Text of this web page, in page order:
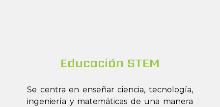
Educación STEM
Se centra en enseñar ciencia, tecnología,
ingeniería y matemáticas de una manera